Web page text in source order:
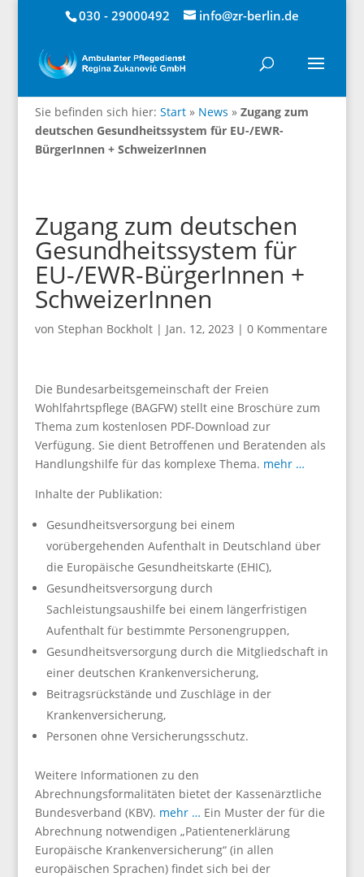
030 - 29000492 info@zr-berlin.de
Sie befinden sich hier: Start» News » Zugang zum
deutschen Gesundheitssystem für EU-/EWR-
BürgerInnen + SchweizerInnen
Zugang zum deutschen
Gesundheitssystem für
EU-/EWR-BürgerInnen +
SchweizerInnen
von Stephan Bockholt| Jan. 12, 2023 | 0 Kommentare
Die Bundesarbeitsgemeinschaft der Freien
Wohlfahrtspflege (BAGFW) stellt eine Broschüre zum
Thema zum kostenlosen PDF-Download zur
Verfügung. Sie dient Betroffenen und Beratenden als
Handlungshilfe für das komplexe Thema. mehr …
Inhalte der Publikation:
Gesundheitsversorgung bei einem
vorübergehenden Aufenthalt in Deutschland über
die Europäische Gesundheitskarte (EHIC),
Gesundheitsversorgung durch
Sachleistungsaushilfe bei einem längerfristigen
Aufenthalt für bestimmte Personengruppen,
Gesundheitsversorgung durch die Mitgliedschaft in
einer deutschen Krankenversicherung,
Beitragsrückstände und Zuschläge in der
Krankenversicherung,
Personen ohne Versicherungsschutz.
Weitere Informationen zu den
Abrechnungsformalitäten bietet der Kassenärztliche
Bundesverband (KBV). mehr … Ein Muster der für die
Abrechnung notwendigen „Patientenerklärung
Europäische Krankenversicherung“ (in allen
europäischen Sprachen) findet sich bei der